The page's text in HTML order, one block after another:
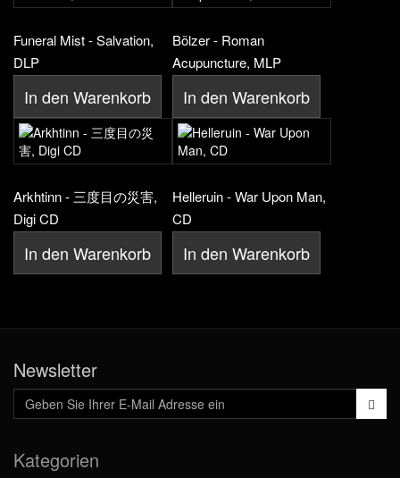
Funeral Mist - Salvation,
DLP
In den Warenkorb
Bölzer - Roman
Acupuncture, MLP
In den Warenkorb
Arkhtinn - 三度目の災害,
Digi CD
In den Warenkorb
Helleruin - War Upon Man,
CD
In den Warenkorb
Newsletter
Kategorien